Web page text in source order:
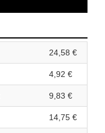
24,58 €
4,92 €
9,83 €
14,75 €